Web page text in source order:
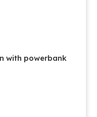
with powerbank